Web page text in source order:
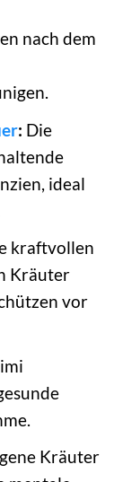
nach dem
: Die
ideal
kraftvollen
Kräuter
vor
Kräuter